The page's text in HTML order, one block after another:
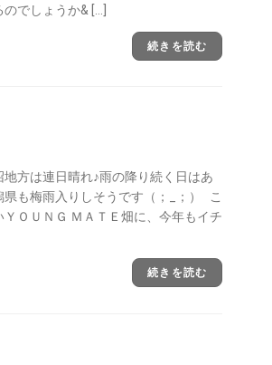
でしょうか& […]
続きを読む
方は連日晴れ♪雨の降り続く日はあ
県も梅雨入りしそうです（；_；） こ
ＯＵＮＧ ＭＡＴＥ畑に、今年もイチ
続きを読む